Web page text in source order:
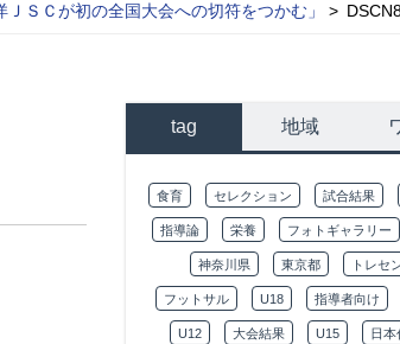
ＳＣが初の全国大会への切符をつかむ」
tag 地域
食育 セレクション 試合結果
指導論 栄養 フォトギャラリー
神奈川県 東京都 トレセ
フットサル U18 指導者向け
U12 大会結果 U15 日本